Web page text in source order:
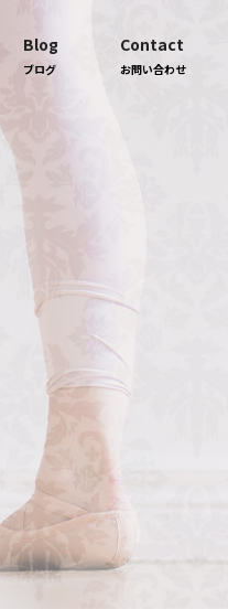
Blog
ブログ
Contact
お問い合わせ